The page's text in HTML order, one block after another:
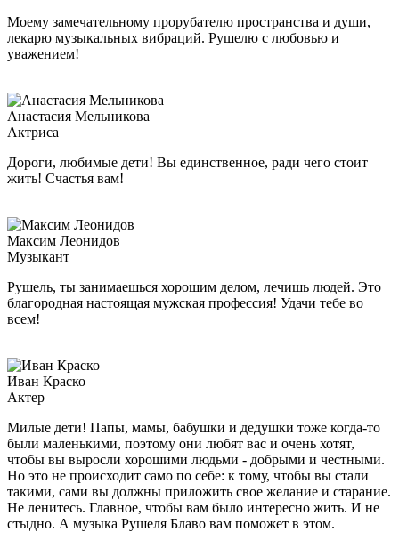
Моему замечательному прорубателю пространства и души,
лекарю музыкальных вибраций. Рушелю с любовью и
уважением!
Анастасия Мельникова
Актриса
Дороги, любимые дети! Вы единственное, ради чего стоит
жить! Счастья вам!
Максим Леонидов
Музыкант
Рушель, ты занимаешься хорошим делом, лечишь людей. Это
благородная настоящая мужская профессия! Удачи тебе во
всем!
Иван Краско
Актер
Милые дети! Папы, мамы, бабушки и дедушки тоже когда-то
были маленькими, поэтому они любят вас и очень хотят,
чтобы вы выросли хорошими людьми - добрыми и честными.
Но это не происходит само по себе: к тому, чтобы вы стали
такими, сами вы должны приложить свое желание и старание.
Не ленитесь. Главное, чтобы вам было интересно жить. И не
стыдно. А музыка Рушеля Блаво вам поможет в этом.